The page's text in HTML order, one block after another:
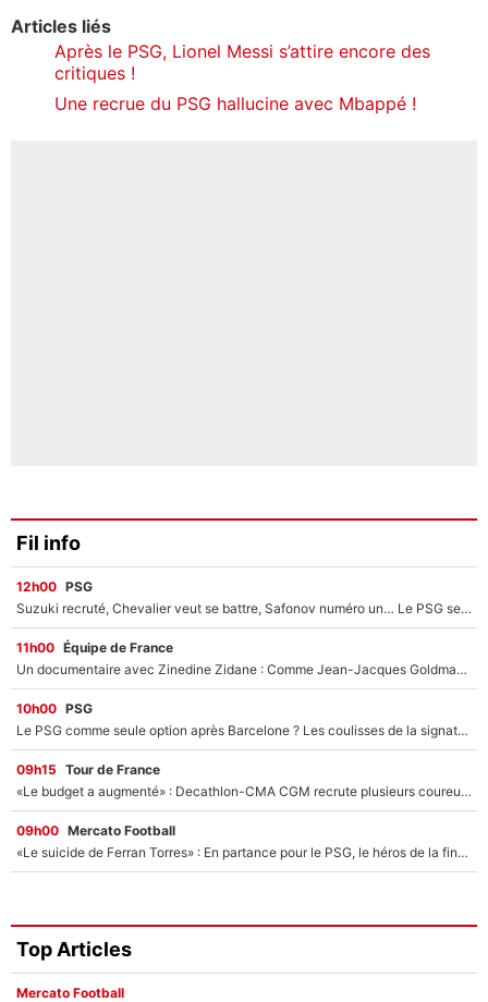
Articles liés
Après le PSG, Lionel Messi s’attire encore des
critiques !
Une recrue du PSG hallucine avec Mbappé !
Fil info
12h00 PSG
Suzuki recruté, Chevalier veut se battre, Safonov numéro un… Le PSG se lance encore dans un gros chantier pour le poste de gardien de but
11h00 Équipe de France
Un documentaire avec Zinedine Zidane : Comme Jean-Jacques Goldman et Mylène Farmer, le nouveau sélectionneur de l'équipe de France a recalé une journaliste très connue
10h00 PSG
Le PSG comme seule option après Barcelone ? Les coulisses de la signature historique de Lionel Messi sont révélées au grand jour !
09h15 Tour de France
«Le budget a augmenté» : Decathlon-CMA CGM recrute plusieurs coureurs pour offrir à Paul Seixas une équipe pour gagner le Tour de France 2027
09h00 Mercato Football
«Le suicide de Ferran Torres» : En partance pour le PSG, le héros de la finale de la Coupe du monde s'attire les foudres de la presse espagnole !
Top Articles
Mercato Football